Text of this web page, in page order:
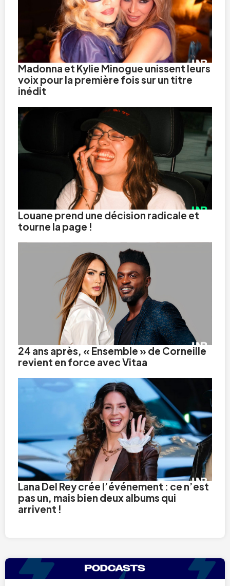
Madonna et Kylie Minogue unissent leurs
voix pour la première fois sur un titre
inédit
Louane prend une décision radicale et
tourne la page !
24 ans après, « Ensemble » de Corneille
revient en force avec Vitaa
Lana Del Rey crée l’événement : ce n’est
pas un, mais bien deux albums qui
arrivent !